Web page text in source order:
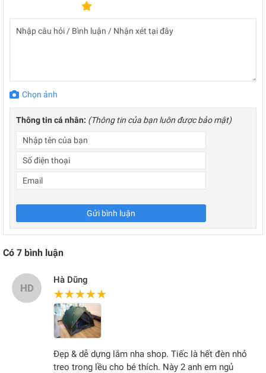
Chọn ảnh
Thông tin cá nhân: (Thông tin của bạn luôn được bảo mật)
Gửi bình luận
Có 7 bình luận
HD
Hà Dũng
★★★★★
★★★★★
Đẹp & dễ dựng lắm nha shop. Tiếc là hết đèn nhỏ
treo trong lều cho bé thích. Này 2 anh em ngủ